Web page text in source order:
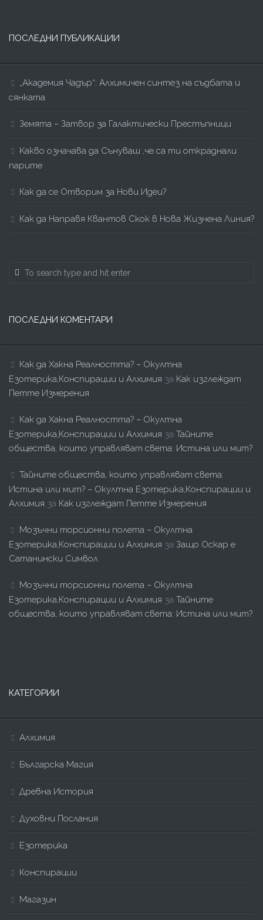
ПОСЛЕДНИ ПУБЛИКАЦИИ
„Академия Чадър“: Алхимичен синтез на съдбата и
сянката
Земята – Затвор за Галактически Престъпници
Kакво означава да Сънуваш ,че са ти откраднали
парите
Как да се Отворим за Нови Идеи?
Как да Направя Квантов Скок в Нова Жизнена Линия?
ПОСЛЕДНИ КОМЕНТАРИ
Как да Хакна Реалността? – Окултна
Езотерика,Конспирации и Алхимия за Как изглеждат
Петте Измерения
Как да Хакна Реалността? – Окултна
Езотерика,Конспирации и Алхимия за Тайните
общества, които управляват света: Истина или мит?
Тайните общества, които управляват света:
Истина или мит? – Окултна Езотерика,Конспирации и
Алхимия за Как изглеждат Петте Измерения
Мозъчни торсионни полета – Окултна
Езотерика,Конспирации и Алхимия за Защо Оскар е
Сатанински Символ
Мозъчни торсионни полета – Окултна
Езотерика,Конспирации и Алхимия за Тайните
общества, които управляват света: Истина или мит?
КАТЕГОРИИ
Алхимия
Българска Магия
Древна История
Духовни Послания
Езотерика
Конспирации
Магазин